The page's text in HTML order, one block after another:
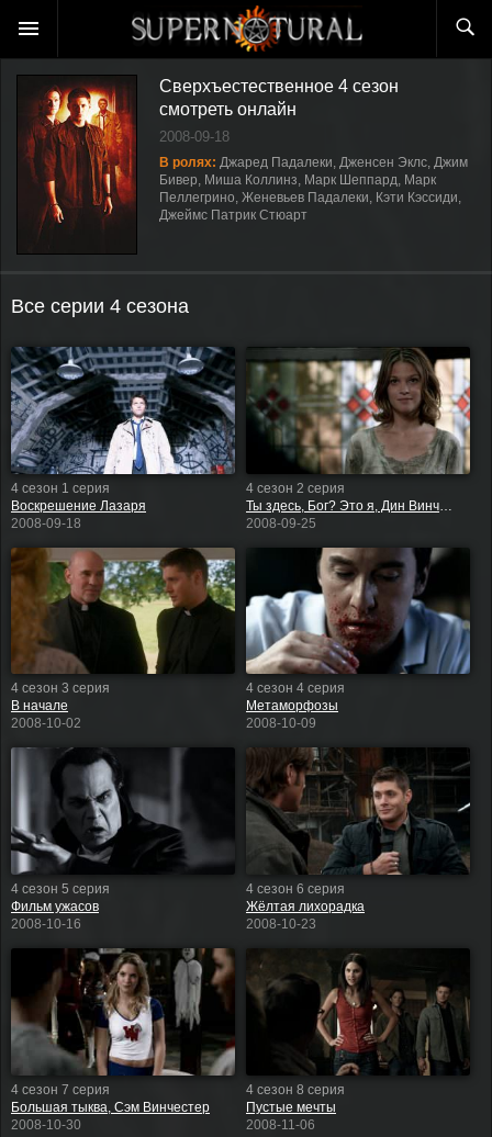
Сверхъестественное 4 сезон
смотреть онлайн
2008-09-18
В ролях: Джаред Падалеки, Дженсен Эклс, Джим
Бивер, Миша Коллинз, Марк Шеппард, Марк
Пеллегрино, Женевьев Падалеки, Кэти Кэссиди,
Джеймс Патрик Стюарт
Все серии 4 сезона
4 сезон 1 серия
Воскрешение Лазаря
2008-09-18
4 сезон 2 серия
Ты здесь, Бог? Это я, Дин Винчестер
2008-09-25
4 сезон 3 серия
В начале
2008-10-02
4 сезон 4 серия
Метаморфозы
2008-10-09
4 сезон 5 серия
Фильм ужасов
2008-10-16
4 сезон 6 серия
Жёлтая лихорадка
2008-10-23
4 сезон 7 серия
Большая тыква, Сэм Винчестер
2008-10-30
4 сезон 8 серия
Пустые мечты
2008-11-06